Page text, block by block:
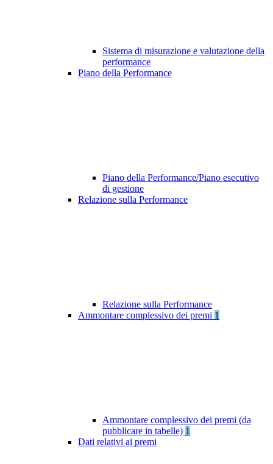
Sistema di misurazione e valutazione della
performance
Piano della Performance
Piano della Performance/Piano esecutivo
di gestione
Relazione sulla Performance
Relazione sulla Performance
Ammontare complessivo dei premi 1
Ammontare complessivo dei premi (da
pubblicare in tabelle) 1
Dati relativi ai premi